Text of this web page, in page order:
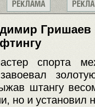
Гришаев
спорта
штангу
но и установил